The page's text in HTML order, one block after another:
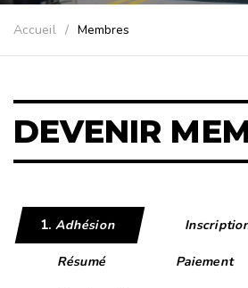
Accueil Membres
DEVENIR
Adhésion
Résumé Paiement